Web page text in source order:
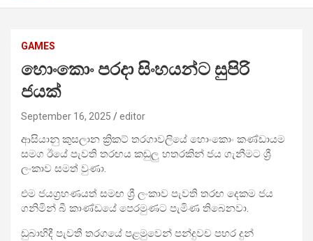
GAMES
හොංකොං පරදා සිංහයන්ට සුපිරි
ජයක්
September 16, 2025 editor
ආසියානු කුසලාන ක්‍රිකට් තරගාවලියේ හොංකොං කණ්ඩායම
සමග ඊයේ පැවති තරඟය කඩුලු හතරකින් ජය ගැනීමට ශ්‍රී
ලංකාව සමත් වුණා.
එම ජයග්‍රහණයත් සමඟ ශ්‍රී ලංකාව පැවති තරඟ දෙකම ජය
ගනිමින් බී කාණ්ඩයේ පෙරමුණට පැමිණ තිබෙනවා.
ඩුබාහිදී පැවතී තරගයේ පළමුවෙන් පන්දුවච පහර දුන්